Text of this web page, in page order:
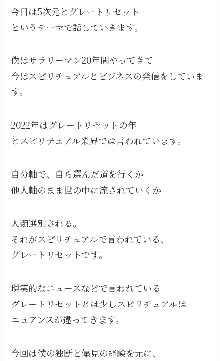
今日は5次元とグレートリセット
というテーマで話していきます。
僕はサラリーマン20年間やってきて
今はスピリチュアルとビジネスの発信をしていま
す。
2022年はグレートリセットの年
とスピリチュアル業界では言われています。
自分軸で、自ら選んだ道を行くか
他人軸のまま世の中に流されていくか
人類選別される。
それがスピリチュアルで言われている、
グレートリセットです。
現実的なニュースなどで言われている
グレートリセットとは少しスピリチュアルは
ニュアンスが違ってきます。
今回は僕の独断と偏見の経験を元に、